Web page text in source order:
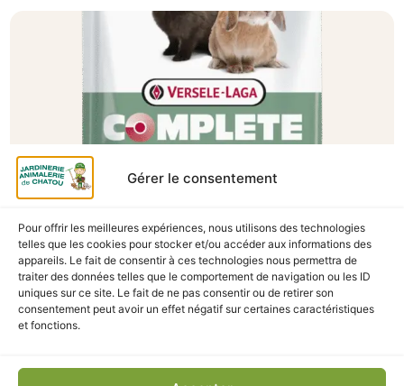
Gérer le consentement
Pour offrir les meilleures expériences, nous utilisons des technologies
telles que les cookies pour stocker et/ou accéder aux informations des
appareils. Le fait de consentir à ces technologies nous permettra de
traiter des données telles que le comportement de navigation ou les ID
uniques sur ce site. Le fait de ne pas consentir ou de retirer son
consentement peut avoir un effet négatif sur certaines caractéristiques
et fonctions.
A Catégoriser
CUNI ADULT COMPLETE 1.75KG
En stock